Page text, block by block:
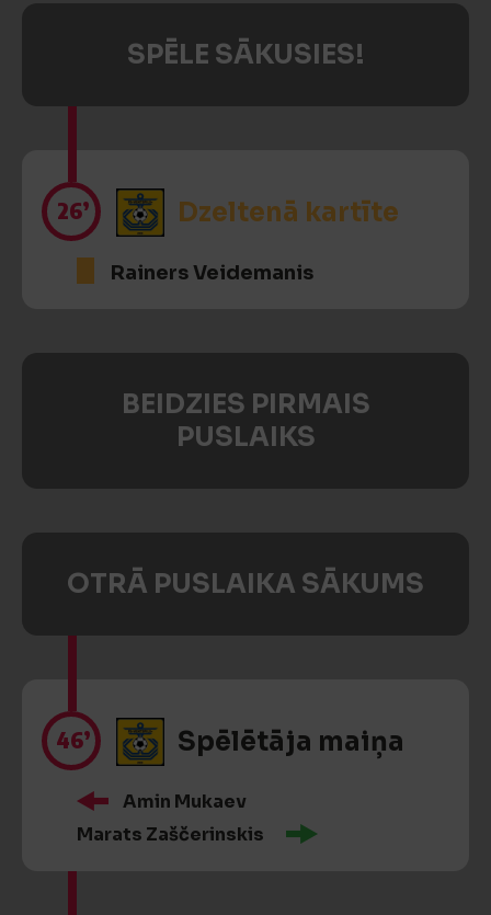
SPĒLE SĀKUSIES!
26’ Dzeltenā kartīte
Rainers Veidemanis
BEIDZIES PIRMAIS
PUSLAIKS
OTRĀ PUSLAIKA SĀKUMS
46’ Spēlētāja maiņa
Amin Mukaev
Marats Zaščerinskis